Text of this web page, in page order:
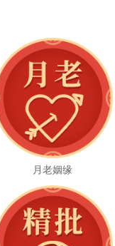
月老姻缘